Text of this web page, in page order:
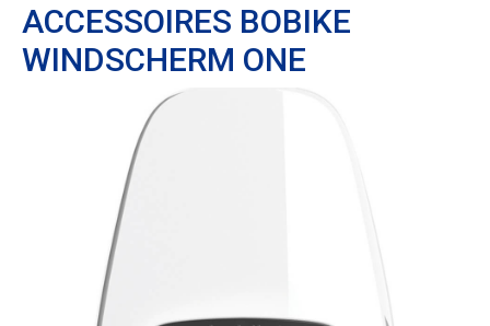
ACCESSOIRES BOBIKE
WINDSCHERM ONE